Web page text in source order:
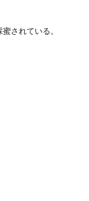
されている。